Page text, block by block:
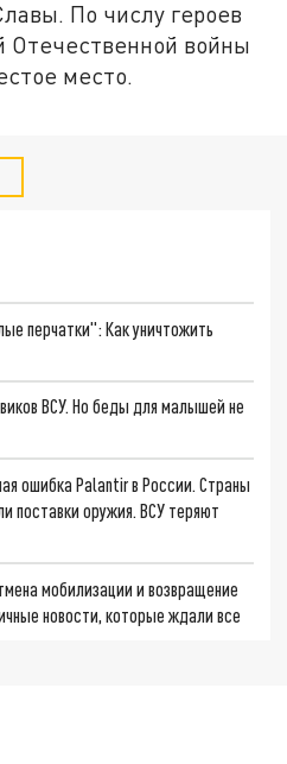
По числу героев
войны
место.
перчатки": Как уничтожить
ВСУ. Но беды для малышей не
ошибка Palantir в России. Страны
поставки оружия. ВСУ теряют
мобилизации и возвращение
новости, которые ждали все